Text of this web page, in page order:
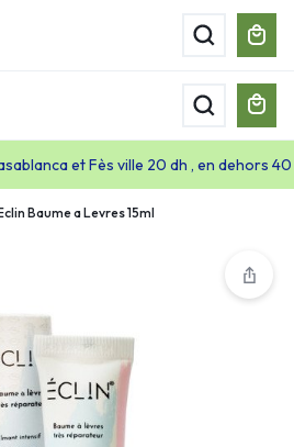
et Fès ville 20 dh , en dehors
Baume a Levres 15ml